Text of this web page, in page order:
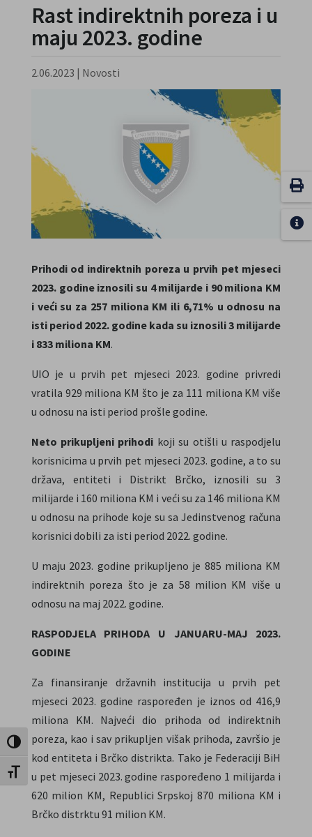
Toggle High Contrast
Toggle Font size
Rast indirektnih poreza i u
maju 2023. godine
2.06.2023 | Novosti
Prihodi od indirektnih poreza u prvih pet mjeseci
2023. godine iznosili su 4 milijarde i 90 miliona KM
i veći su za 257 miliona KM ili 6,71% u odnosu na
isti period 2022. godine kada su iznosili 3 milijarde
i 833 miliona KM.
UIO je u prvih pet mjeseci 2023. godine privredi
vratila 929 miliona KM što je za 111 miliona KM više
u odnosu na isti period prošle godine.
Neto prikupljeni prihodi koji su otišli u raspodjelu
korisnicima u prvih pet mjeseci 2023. godine, a to su
država, entiteti i Distrikt Brčko, iznosili su 3
milijarde i 160 miliona KM i veći su za 146 miliona KM
u odnosu na prihode koje su sa Jedinstvenog računa
korisnici dobili za isti period 2022. godine.
U maju 2023. godine prikupljeno je 885 miliona KM
indirektnih poreza što je za 58 milion KM više u
odnosu na maj 2022. godine.
RASPODJELA PRIHODA U JANUARU-MAJ 2023.
GODINE
Za finansiranje državnih institucija u prvih pet
mjeseci 2023. godine raspoređen je iznos od 416,9
miliona KM. Najveći dio prihoda od indirektnih
poreza, kao i sav prikupljen višak prihoda, završio je
kod entiteta i Brčko distrikta. Tako je Federaciji BiH
u pet mjeseci 2023. godine raspoređeno 1 milijarda i
620 milion KM, Republici Srpskoj 870 miliona KM i
Brčko distrktu 91 milion KM.